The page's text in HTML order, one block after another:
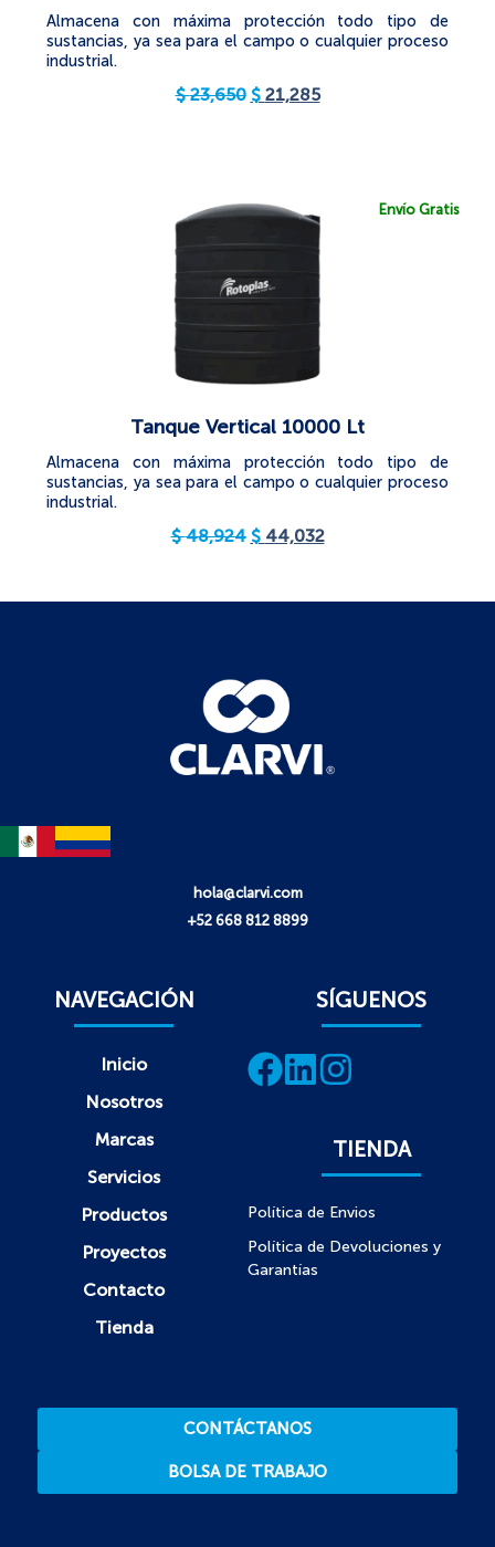
Almacena con máxima protección todo tipo de
sustancias, ya sea para el campo o cualquier proceso
industrial.
$23,650 $ 21,285
Envío Gratis
Tanque Vertical 10000 Lt
Almacena con máxima protección todo tipo de
sustancias, ya sea para el campo o cualquier proceso
industrial.
$48,924 $ 44,032
hola@clarvi.com
+52 668 812 8899
NAVEGACIÓN
Inicio
Nosotros
Marcas
Servicios
Productos
Proyectos
Contacto
Tienda
SÍGUENOS
TIENDA
Política de Envios
Política de Devoluciones y
Garantías
CONTÁCTANOS
BOLSA DE TRABAJO